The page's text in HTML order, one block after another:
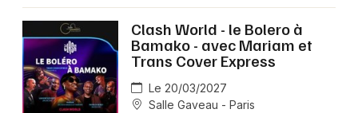
Clash World - le Bolero à
Bamako - avec Mariam et
Trans Cover Express
Le 20/03/2027
Salle Gaveau - Paris